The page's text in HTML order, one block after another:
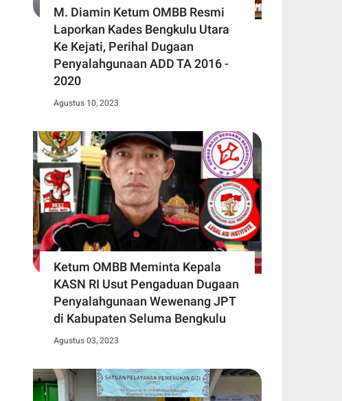
M. Diamin Ketum OMBB Resmi
Laporkan Kades Bengkulu Utara
Ke Kejati, Perihal Dugaan
Penyalahgunaan ADD TA 2016 -
2020
Agustus 10, 2023
Ketum OMBB Meminta Kepala
KASN RI Usut Pengaduan Dugaan
Penyalahgunaan Wewenang JPT
di Kabupaten Seluma Bengkulu
Agustus 03, 2023